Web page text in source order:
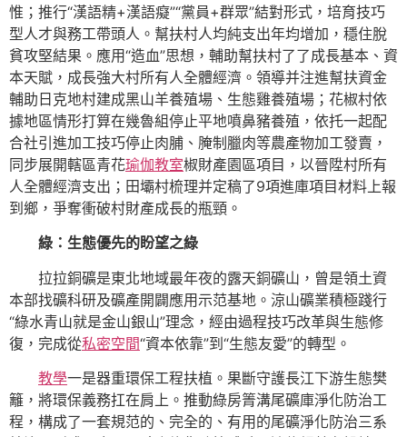
惟；推行“漢語精+漢語癡”“黨員+群眾”結對形式，培育技巧
型人才與務工帶頭人。幫扶村人均純支出年均增加，穩住脫
貧攻堅結果。應用“造血”思想，輔助幫扶村了了成長基本、資
本天賦，成長強大村所有人全體經濟。領導并注進幫扶資金
輔助日克地村建成黑山羊養殖場、生態雞養殖場；花椒村依
據地區情形打算在幾魯組停止平地噴鼻豬養殖，依托一起配
合社引進加工技巧停止肉脯、腌制臘肉等農產物加工發賣，
同步展開轄區青花瑜伽教室椒財產園區項目，以晉陞村所有
人全體經濟支出；田壩村梳理并定稿了9項進庫項目材料上報
到鄉，爭奪衝破村財產成長的瓶頸。
綠：生態優先的盼望之綠
拉拉銅礦是東北地域最年夜的露天銅礦山，曾是領土資
本部找礦科研及礦產開闢應用示范基地。涼山礦業積極踐行
“綠水青山就是金山銀山”理念，經由過程技巧改革與生態修
復，完成從私密空間“資本依靠”到“生態友愛”的轉型。
教學一是器重環保工程扶植。果斷守護長江下游生態樊
籬，將環保義務扛在肩上。推動綠房箐溝尾礦庫淨化防治工
程，構成了一套規范的、完全的、有用的尾礦淨化防治三系